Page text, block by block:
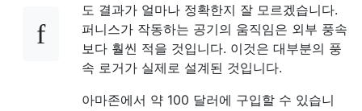
도 결과가 얼마나 정확한지 잘 모르겠습니다.
퍼니스가 작동하는 공기의 움직임은 외부 풍속
보다 훨씬 적을 것입니다. 이것은 대부분의 풍
속 로거가 실제로 설계된 것입니다.
아마존에서 약 100 달러에 구입할 수 있습니